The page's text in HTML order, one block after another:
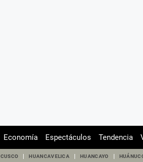
Economía Espectáculos Tendencia
CUSCO HUANCAVELICA HUANCAYO